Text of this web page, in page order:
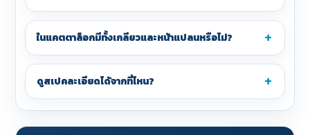
ในแคตตาล็อกมีทั้งเกลียวและหน้าแปลนหรือไม่?
ดูสเปคละเอียดได้จากที่ไหน?